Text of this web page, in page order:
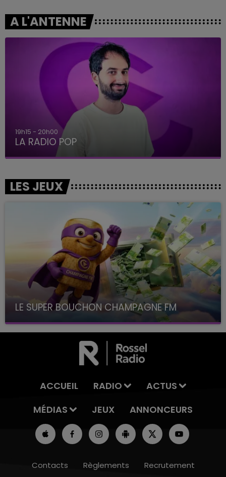
A L'ANTENNE
19h15 - 20h00
LA RADIO POP
LES JEUX
LE SUPER BOUCHON CHAMPAGNE FM
avec La Famille Champagne FM, à 8H10
ACCUEIL RADIO
ACTUS
MÉDIAS
JEUX ANNONCEURS
Contacts Règlements Recrutement